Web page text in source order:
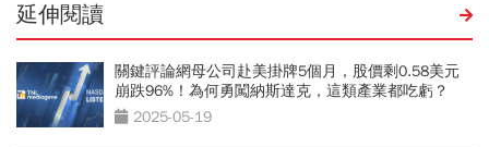
延伸閱讀
關鍵評論網母公司赴美掛牌5個月，股價剩0.58美元
崩跌96%！為何勇闖納斯達克，這類產業都吃虧？
2025-05-19